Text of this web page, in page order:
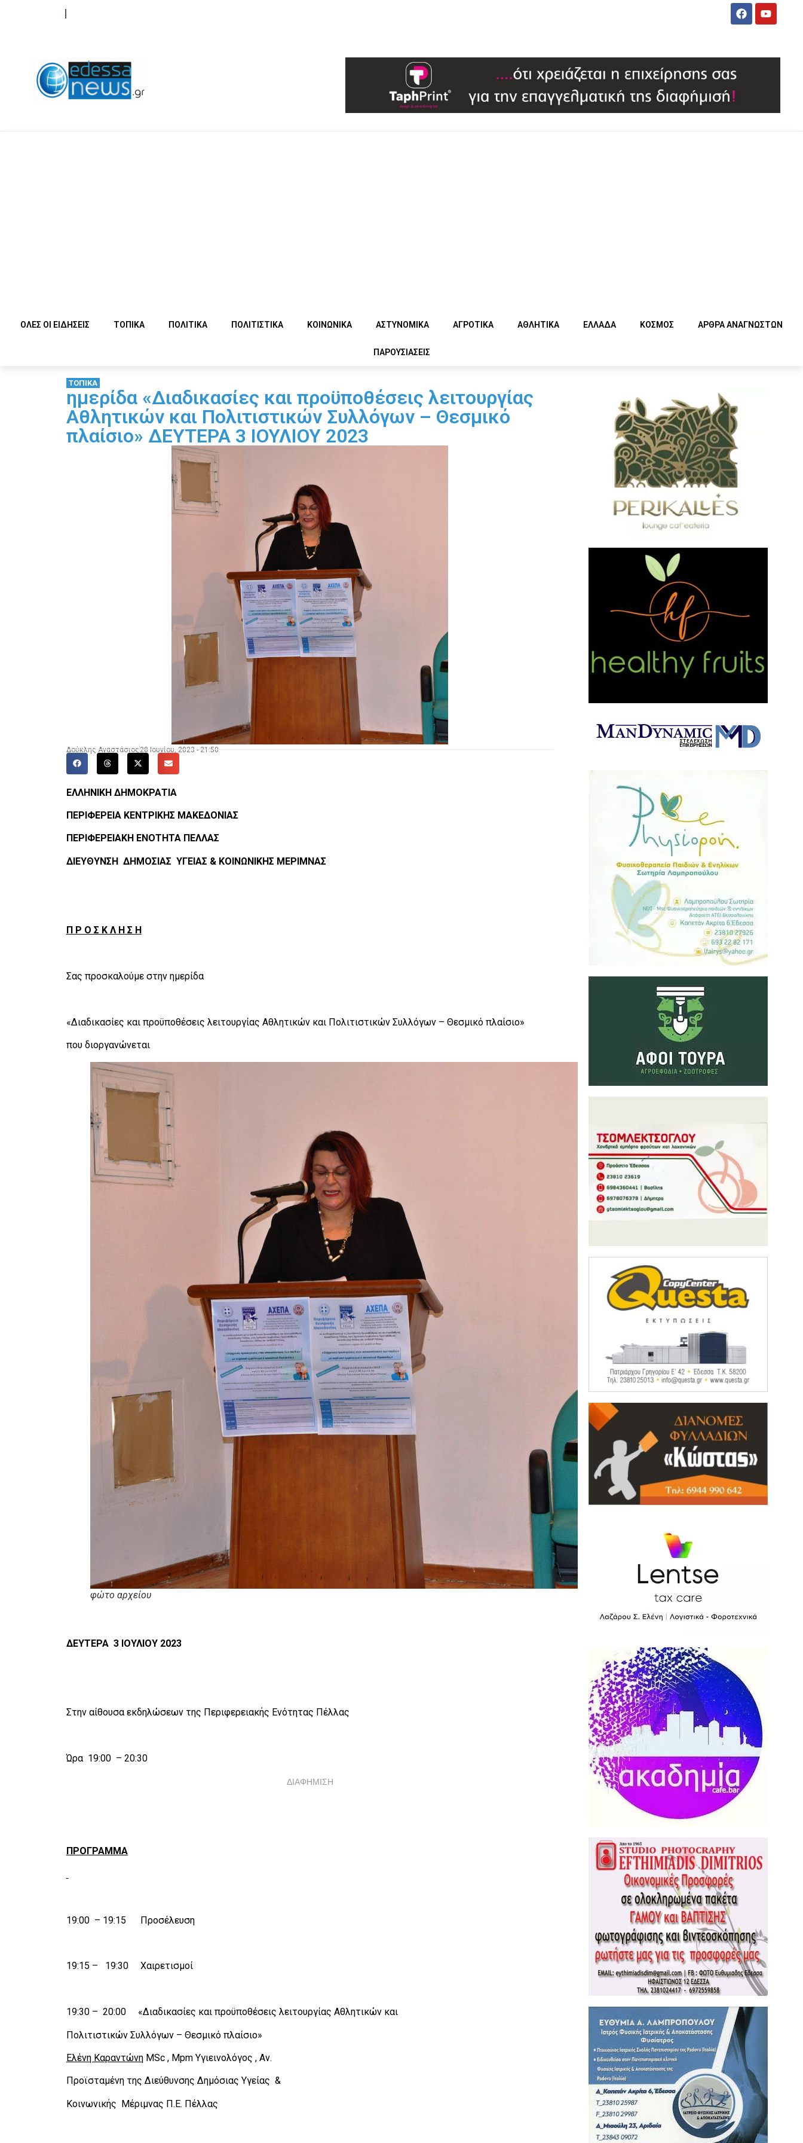
ΟΛΕΣ ΟΙ ΕΙΔΗΣΕΙΣ ΤΟΠΙΚΑ ΠΟΛΙΤΙΚΑ ΠΟΛΙΤΙΣΤΙΚΑ ΚΟΙΝΩΝΙΚΑ ΑΣΤΥΝΟΜΙΚΑ ΑΓΡΟΤΙΚΑ ΑΘΛΗΤΙΚΑ ΕΛΛΑΔΑ ΚΟΣΜΟΣ ΑΡΘΡΑ ΑΝΑΓΝΩΣΤΩΝ
ΠΑΡΟΥΣΙΑΣΕΙΣ
ΤΟΠΙΚΑ
ημερίδα «Διαδικασίες και προϋποθέσεις λειτουργίας
Αθλητικών και Πολιτιστικών Συλλόγων – Θεσμικό
πλαίσιο» ΔΕΥΤΕΡΑ 3 ΙΟΥΛΙΟΥ 2023
Δούκλης Αναστάσιος 28 Ιουνίου, 2023 - 21:50
ΕΛΛΗΝΙΚΗ ΔΗΜΟΚΡΑΤΙΑ
ΠΕΡΙΦΕΡΕΙΑ ΚΕΝΤΡΙΚΗΣ ΜΑΚΕΔΟΝΙΑΣ
ΠΕΡΙΦΕΡΕΙΑΚΗ ΕΝΟΤΗΤΑ ΠΕΛΛΑΣ
ΔΙΕΥΘΥΝΣΗ ΔΗΜΟΣΙΑΣ ΥΓΕΙΑΣ & ΚΟΙΝΩΝΙΚΗΣ ΜΕΡΙΜΝΑΣ
Π Ρ Ο Σ Κ Λ Η Σ Η
Σας προσκαλούμε στην ημερίδα
«Διαδικασίες και προϋποθέσεις λειτουργίας Αθλητικών και Πολιτιστικών Συλλόγων – Θεσμικό πλαίσιο»
που διοργανώνεται
φώτο αρχείου
ΔΕΥΤΕΡΑ 3 ΙΟΥΛΙΟΥ 2023
Στην αίθουσα εκδηλώσεων της Περιφερειακής Ενότητας Πέλλας
Ώρα 19:00 – 20:30
ΔΙΑΦΗΜΙΣΗ
ΠΡΟΓΡΑΜΜΑ
19:00 – 19:15 Προσέλευση
19:15 – 19:30 Χαιρετισμοί
19:30 – 20:00 «Διαδικασίες και προϋποθέσεις λειτουργίας Αθλητικών και
Πολιτιστικών Συλλόγων – Θεσμικό πλαίσιο»
Ελένη ΚαραντώνηMSc , Mpm Υγιεινολόγος , Αν.
Προϊσταμένη της Διεύθυνσης Δημόσιας Υγείας &
Κοινωνικής Μέριμνας Π.Ε. Πέλλας